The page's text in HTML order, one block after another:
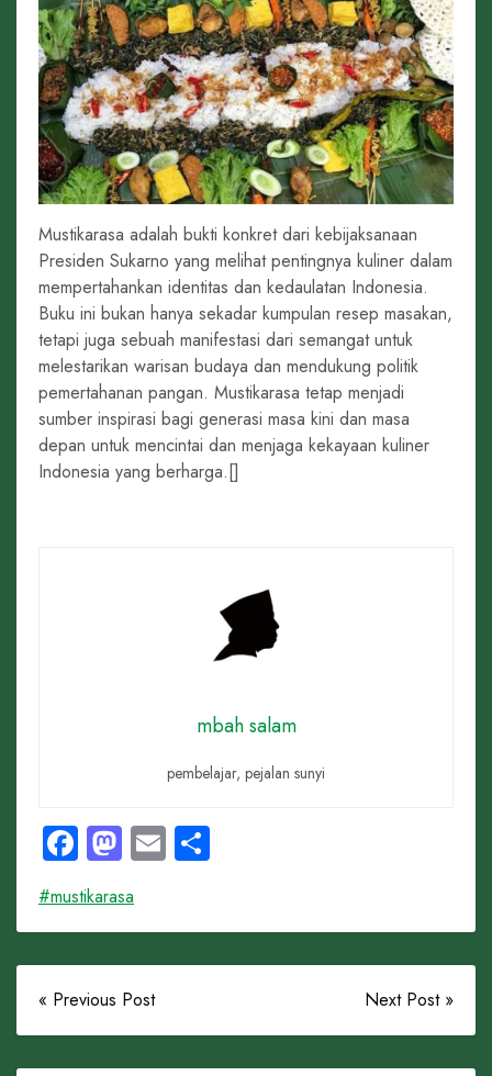
Mustikarasa adalah bukti konkret dari kebijaksanaan
Presiden Sukarno yang melihat pentingnya kuliner dalam
mempertahankan identitas dan kedaulatan Indonesia.
Buku ini bukan hanya sekadar kumpulan resep masakan,
tetapi juga sebuah manifestasi dari semangat untuk
melestarikan warisan budaya dan mendukung politik
pemertahanan pangan. Mustikarasa tetap menjadi
sumber inspirasi bagi generasi masa kini dan masa
depan untuk mencintai dan menjaga kekayaan kuliner
Indonesia yang berharga.[]
mbah salam
pembelajar, pejalan sunyi
Facebook
Mastodon
Email
#mustikarasa
« Previous Post Next Post »